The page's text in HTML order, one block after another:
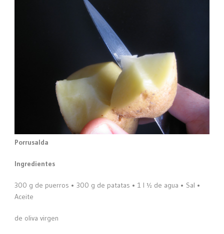
Porrusalda
Ingredientes
300 g de puerros • 300 g de patatas • 1 l ½ de agua • Sal •
Aceite
de oliva virgen